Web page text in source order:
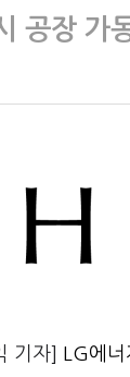
공장 가
기자] LG에